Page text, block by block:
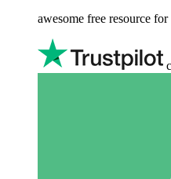
awesome free resource